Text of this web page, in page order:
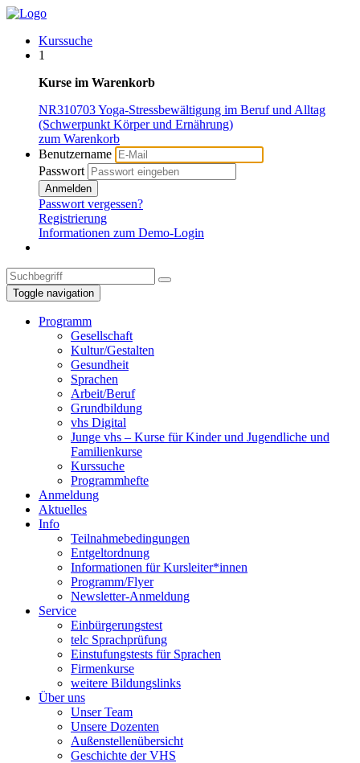
Kurssuche
1
Kurse im Warenkorb
NR310703 Yoga-Stressbewältigung im Beruf und Alltag
(Schwerpunkt Körper und Ernährung)
zum Warenkorb
Benutzername
Passwort
Anmelden
Passwort vergessen?
Registrierung
Informationen zum Demo-Login
Toggle navigation
Programm
Gesellschaft
Kultur/Gestalten
Gesundheit
Sprachen
Arbeit/Beruf
Grundbildung
vhs Digital
Junge vhs – Kurse für Kinder und Jugendliche und
Familienkurse
Kurssuche
Programmhefte
Anmeldung
Aktuelles
Info
Teilnahmebedingungen
Entgeltordnung
Informationen für Kursleiter*innen
Programm/Flyer
Newsletter-Anmeldung
Service
Einbürgerungstest
telc Sprachprüfung
Einstufungstests für Sprachen
Firmenkurse
weitere Bildungslinks
Über uns
Unser Team
Unsere Dozenten
Außenstellenübersicht
Geschichte der VHS